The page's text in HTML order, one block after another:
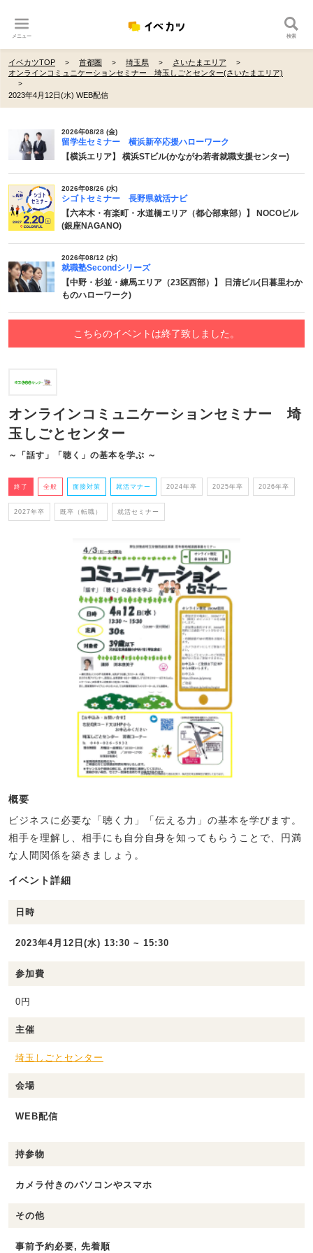
メニュー 検索
イベカツTOP 首都圏 埼玉県
さいたまエリア
オンラインコミュニケーションセミナー 埼玉しごとセンター(さいたまエリア)
2023年4月12日(水) WEB配信
2026年08/28 (金)
留学生セミナー 横浜新卒応援ハローワーク
【横浜エリア】 横浜STビル(かながわ若者就職支援センター)
2026年08/26 (水)
シゴトセミナー 長野県就活ナビ
【六本木・有楽町・水道橋エリア（都心部東部）】 NOCOビル
(銀座NAGANO)
2026年08/12 (水)
就職塾Secondシリーズ
【中野・杉並・練馬エリア（23区西部）】 日清ビル(日暮里わか
ものハローワーク)
こちらのイベントは終了致しました。
オンラインコミュニケーションセミナー 埼
玉しごとセンター
～「話す」「聴く」の基本を学ぶ ～
終了 全般 面接対策 就活マナー 2024年卒 2025年卒 2026年卒
2027年卒 既卒（転職） 就活セミナー
概要
ビジネスに必要な「聴く力」「伝える力」の基本を学びます。
相手を理解し、相手にも自分自身を知ってもらうことで、円満
な人間関係を築きましょう。
イベント詳細
日時
2023年4月12日(水) 13:30 ~ 15:30
参加費
0円
主催
埼玉しごとセンター
会場
WEB配信
持参物
カメラ付きのパソコンやスマホ
その他
事前予約必要, 先着順